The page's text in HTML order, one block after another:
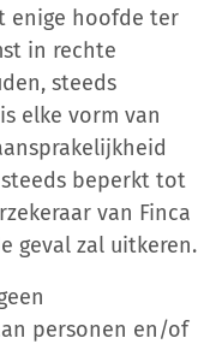
enige hoofde ter
in rechte
steeds
elke vorm van
beperkt tot
van Finca
geval zal uitkeren.
personen en/of